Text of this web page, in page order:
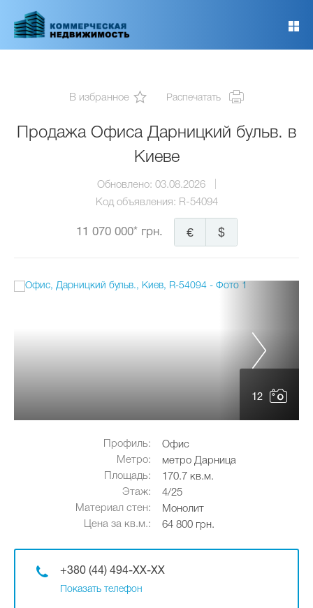
основному
В избранное Распечатать
Продажа Офиса Дарницкий бульв. в
Киеве
Обновлено: 03.08.2026
Код объявления: R-54094
11 070 000* грн. $
€
12
Профиль:
Офис
Метро:
метро Дарница
Площадь:
170.7 кв.м.
Этаж:
4/25
Материал стен:
Монолит
Цена за кв.м.:
64 800 грн.
+380 (44) 494-XX-XX
Показать телефон